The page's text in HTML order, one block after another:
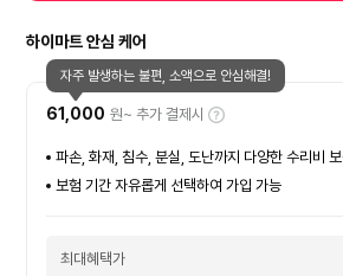
하이마트 안심 케어
61,000 원~ 추가 결제시
파손, 화재, 침수, 분실, 도난까지 다양한 수리비
보험 기간 자유롭게 선택하여 가입 가능
최대혜택가
자주 발생하는 불편, 소액으로 안심해결!